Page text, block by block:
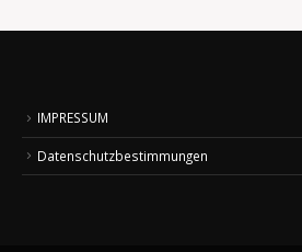
IMPRESSUM
Datenschutzbestimmungen